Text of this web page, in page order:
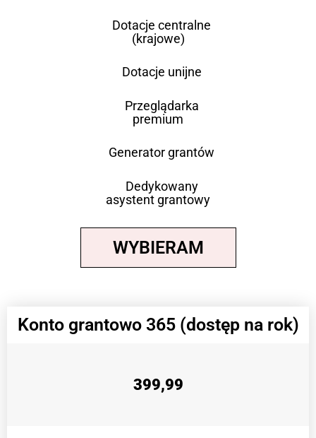
Dotacje centralne
(krajowe)
Dotacje unijne
Przeglądarka
premium
Generator grantów
Dedykowany
asystent grantowy
WYBIERAM
Konto grantowo 365 (dostęp na rok)
399,99